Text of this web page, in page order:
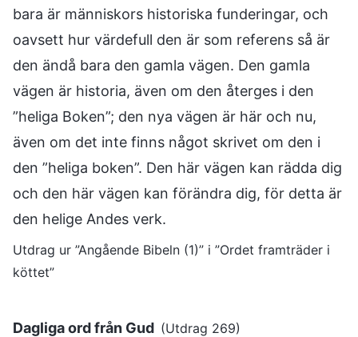
bara är människors historiska funderingar, och
oavsett hur värdefull den är som referens så är
den ändå bara den gamla vägen. Den gamla
vägen är historia, även om den återges i den
”heliga Boken”; den nya vägen är här och nu,
även om det inte finns något skrivet om den i
den ”heliga boken”. Den här vägen kan rädda dig
och den här vägen kan förändra dig, för detta är
den helige Andes verk.
Utdrag ur ”Angående Bibeln (1)” i ”Ordet framträder i
köttet”
Dagliga ord från Gud (Utdrag 269)